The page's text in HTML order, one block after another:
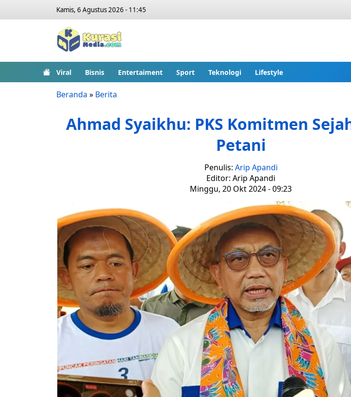
Kamis, 6 Agustus 2026 - 11:45
Viral Bisnis Entertaiment Sport Teknologi Lifestyle
Beranda » Berita
Ahmad Syaikhu: PKS Komitmen
Petani
Penulis: Arip Apandi
Editor: Arip Apandi
Minggu, 20 Okt 2024 - 09:23